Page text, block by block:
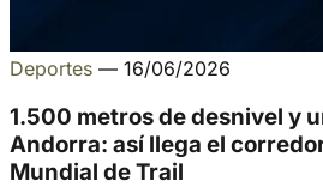
Deportes — 16/06/2026
1.500 metros de desnivel y
Andorra: así llega el
Mundial de Trail